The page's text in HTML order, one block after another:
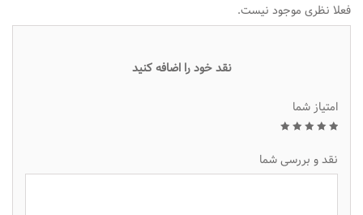
فعلا نظری موجود نیست.
نقد خود را اضافه کنید
امتیاز شما
نقد و بررسی شما